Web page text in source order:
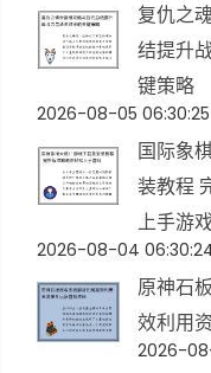
复仇之
结提升
键策略
2026-08-05 06:30:25
国际象
装教程
上手游
2026-08-04
原神石
效利用
2026-